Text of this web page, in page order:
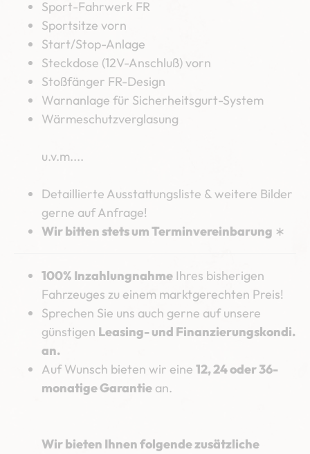
Sport-Fahrwerk FR
Sportsitze vorn
Start/Stop-Anlage
Steckdose (12V-Anschluß) vorn
Stoßfänger FR-Design
Warnanlage für Sicherheitsgurt-System
Wärmeschutzverglasung
u.v.m....
Detaillierte Ausstattungsliste & weitere Bilder
gerne auf Anfrage!
Wir bitten stets um Terminvereinbarung ∗
100% Inzahlungnahme Ihres bisherigen
Fahrzeuges zu einem marktgerechten Preis!
Sprechen Sie uns auch gerne auf unsere
günstigen Leasing- und Finanzierungskondi.
an.
Auf Wunsch bieten wir eine 12, 24 oder 36-
monatige Garantie an.
Wir bieten Ihnen folgende zusätzliche